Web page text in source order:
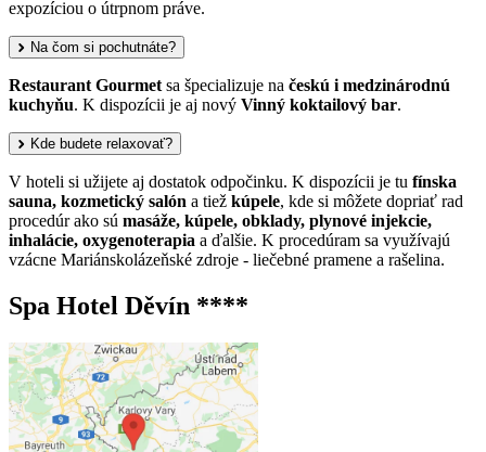
expozíciou o útrpnom práve.
Na čom si pochutnáte?
Restaurant Gourmet sa špecializuje na českú i medzinárodnú
kuchyňu. K dispozícii je aj nový Vinný koktailový bar.
Kde budete relaxovať?
V hoteli si užijete aj dostatok odpočinku. K dispozícii je tu fínska
sauna, kozmetický salón a tiež kúpele, kde si môžete dopriať rad
procedúr ako sú masáže, kúpele, obklady, plynové injekcie,
inhalácie, oxygenoterapia a ďalšie. K procedúram sa využívajú
vzácne Mariánskolázeňské zdroje - liečebné pramene a rašelina.
Spa Hotel Děvín ****